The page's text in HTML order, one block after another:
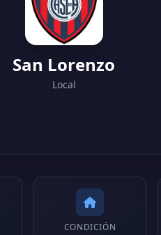
San Lorenzo
Local
CONDICIÓN